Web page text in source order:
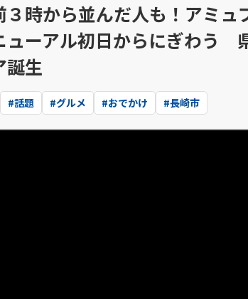
３時から並んだ人も！アミュ
ューアル初日からにぎわう
誕生
#話題 #グルメ #おでかけ #長崎市